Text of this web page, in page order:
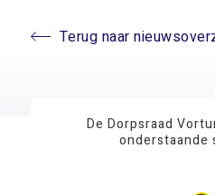
Terug naar
De Dorpsraad
onderstaande